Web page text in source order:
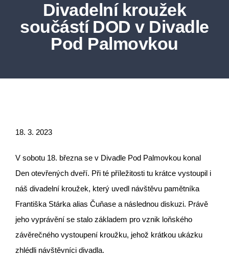
Divadelní kroužek
součástí DOD v Divadle
Pod Palmovkou
18. 3. 2023
V sobotu 18. března se v Divadle Pod Palmovkou konal
Den otevřených dveří. Při té příležitosti tu krátce vystoupil i
náš divadelní kroužek, který uvedl návštěvu pamětníka
Františka Stárka alias Čuňase a následnou diskuzi. Právě
jeho vyprávění se stalo základem pro vznik loňského
závěrečného vystoupení kroužku, jehož krátkou ukázku
zhlédli návštěvníci divadla.